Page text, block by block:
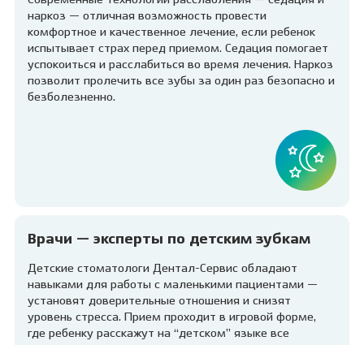
наркоз — отличная возможность провести
комфортное и качественное лечение, если ребенок
испытывает страх перед приемом. Седация помогает
успокоиться и расслабиться во время лечения. Наркоз
позволит пролечить все зубы за один раз безопасно и
безболезненно.
Врачи — эксперты по детским зубкам
Детские стоматологи Дентал-Сервис обладают
навыками для работы с маленькими пациентами —
установят доверительные отношения и снизят
уровень стресса. Прием проходит в игровой форме,
где ребенку расскажут на “детском” языке все